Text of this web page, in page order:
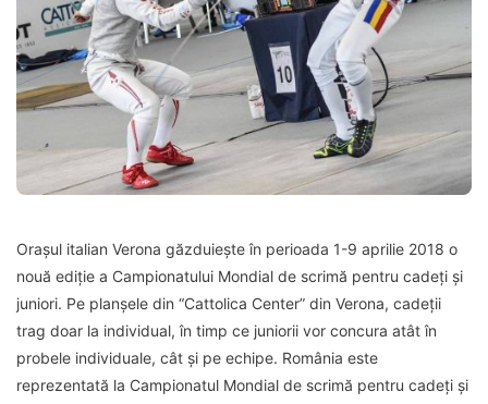
Orașul italian Verona găzduiește în perioada 1-9 aprilie 2018 o
nouă ediție a Campionatului Mondial de scrimă pentru cadeți și
juniori. Pe planșele din “Cattolica Center” din Verona, cadeții
trag doar la individual, în timp ce juniorii vor concura atât în
probele individuale, cât și pe echipe. România este
reprezentată la Campionatul Mondial de scrimă pentru cadeți și